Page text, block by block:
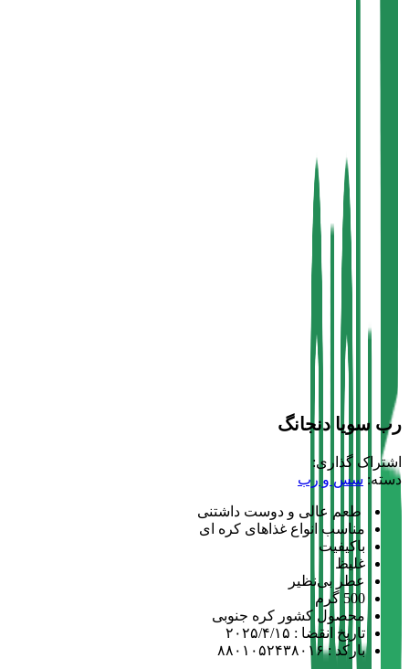
رب سویا دنجانگ
اشتراک گذاری:
دسته: سس و رب
طعم عالی و دوست داشتنی
مناسب انواع غذاهای کره ای
باکیفیت
غلیظ
عطر بی‌نظیر
500 گرم
محصول کشور کره جنوبی
تاریخ انقضا : ۲۰۲۵/۴/۱۵
باركد : ۸۸۰۱۰۵۲۴۳۸۰۱۶